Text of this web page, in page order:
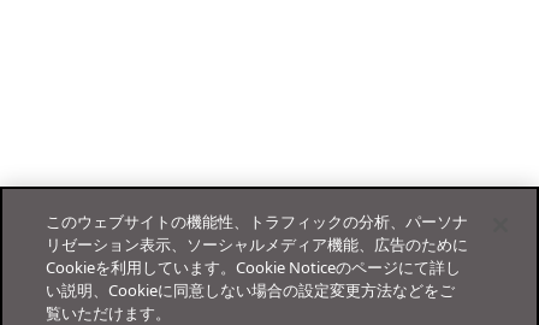
このウェブサイトの機能性、トラフィックの分析、パーソナ
リゼーション表示、ソーシャルメディア機能、広告のために
Cookieを利用しています。Cookie Noticeのページにて詳し
い説明、Cookieに同意しない場合の設定変更方法などをご
覧いただけます。